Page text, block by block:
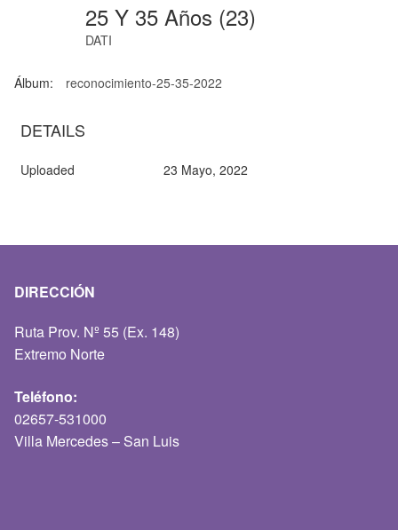
25 Y 35 Años (23)
DATI
Álbum: reconocimiento-25-35-2022
DETAILS
Uploaded 23 Mayo, 2022
DIRECCIÓN
Ruta Prov. Nº 55 (Ex. 148)
Extremo Norte
Teléfono:
02657-531000
Villa Mercedes – San Luis